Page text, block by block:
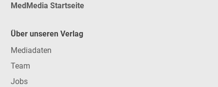
MedMedia Startseite
Über unseren Verlag
Mediadaten
Team
Jobs